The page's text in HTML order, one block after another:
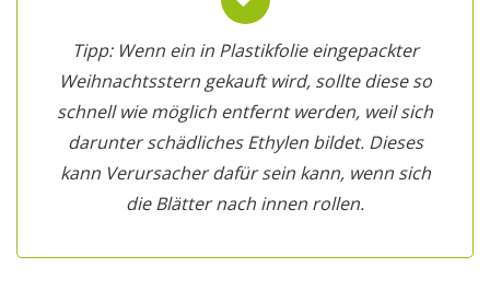
Tipp: Wenn ein in Plastikfolie eingepackter
Weihnachtsstern gekauft wird, sollte diese so
schnell wie möglich entfernt werden, weil sich
darunter schädliches Ethylen bildet. Dieses
kann Verursacher dafür sein kann, wenn sich
die Blätter nach innen rollen.